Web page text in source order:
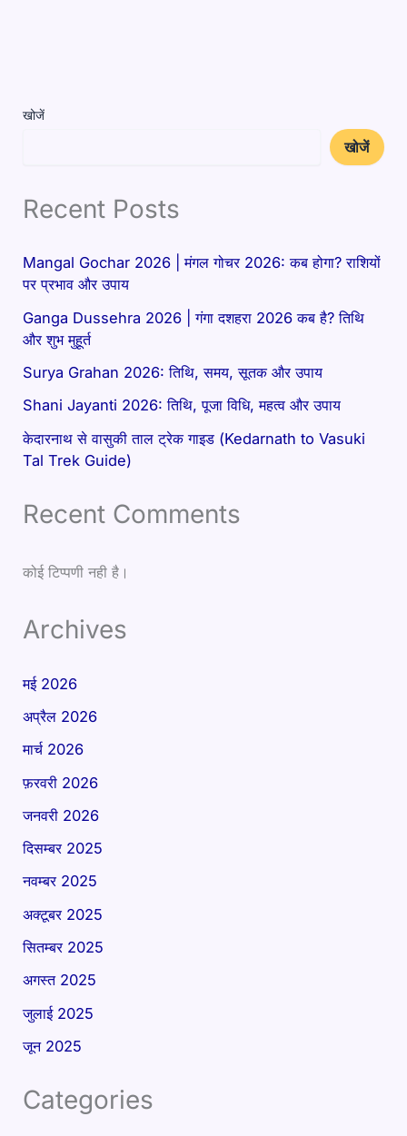
खोजें
खोजें
Recent Posts
Mangal Gochar 2026 | मंगल गोचर 2026: कब होगा? राशियों
पर प्रभाव और उपाय
Ganga Dussehra 2026 | गंगा दशहरा 2026 कब है? तिथि
और शुभ मुहूर्त
Surya Grahan 2026: तिथि, समय, सूतक और उपाय
Shani Jayanti 2026: तिथि, पूजा विधि, महत्व और उपाय
केदारनाथ से वासुकी ताल ट्रेक गाइड (Kedarnath to Vasuki
Tal Trek Guide)
Recent Comments
कोई टिप्पणी नही है।
Archives
मई 2026
अप्रैल 2026
मार्च 2026
फ़रवरी 2026
जनवरी 2026
दिसम्बर 2025
नवम्बर 2025
अक्टूबर 2025
सितम्बर 2025
अगस्त 2025
जुलाई 2025
जून 2025
Categories